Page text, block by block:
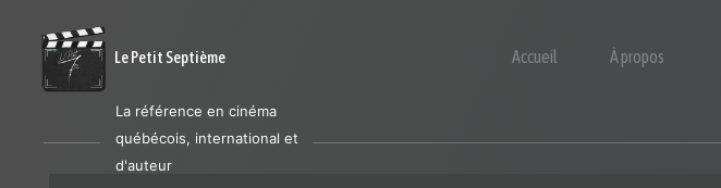
Le Petit Septième Accueil À propos
La référence en cinéma
québécois, international et
d'auteur